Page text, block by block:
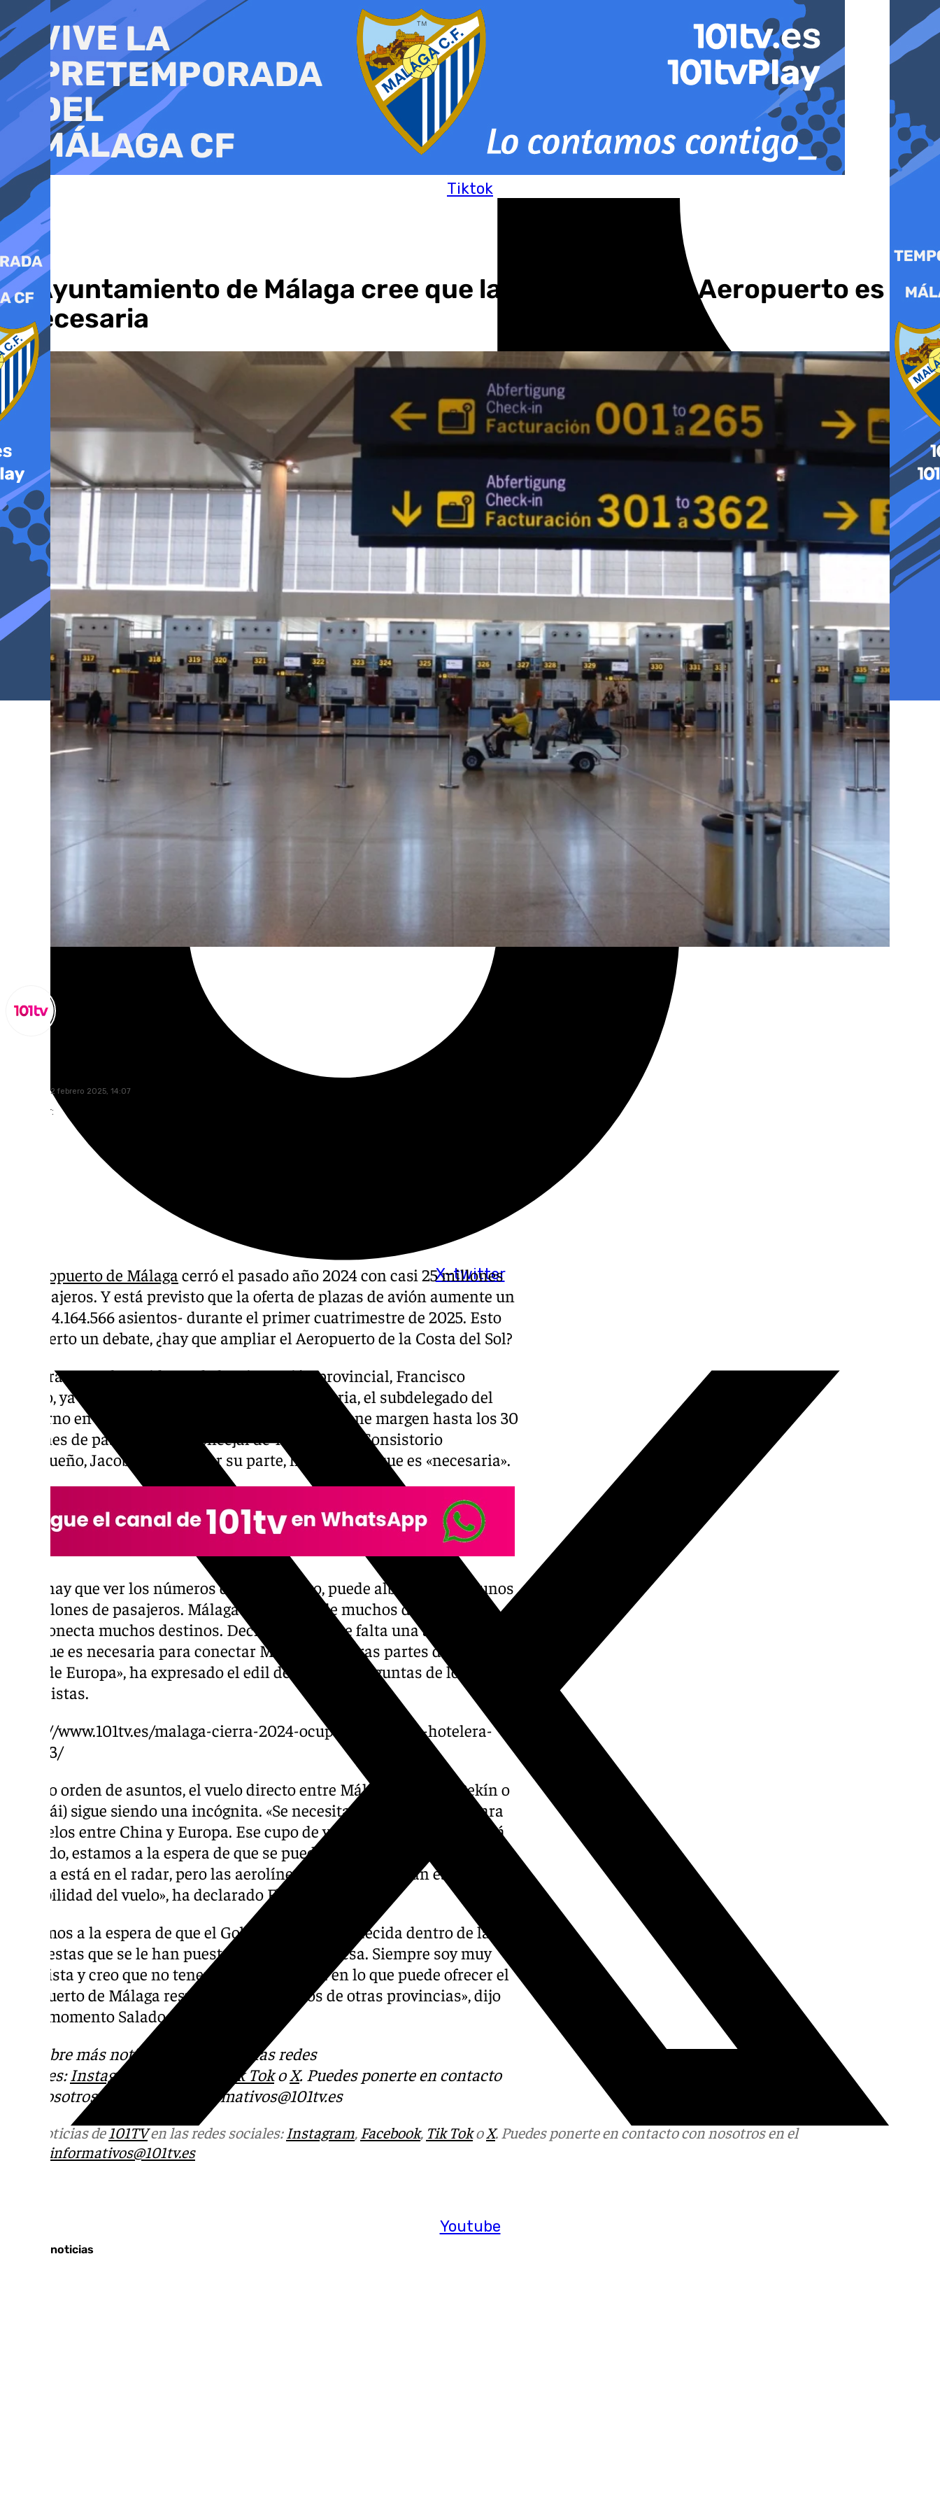
al
contenido
Tiktok
X-twitter
Youtube
El Ayuntamiento de Málaga cree que la ampliación del Aeropuerto es
«necesaria
miércoles, 12 febrero 2025, 14:07
Compartir:
Aeropuerto de Málaga cerró el pasado año 2024 con casi 25 millones
de pasajeros. Y está previsto que la oferta de plazas de avión aumente un
10,7% -4.164.566 asientos- durante el primer cuatrimestre de 2025. Esto
ha abierto un debate, ¿hay que ampliar el Aeropuerto de la Costa del Sol?
Mientras que el presidente de la Diputación provincial, Francisco
Salado, ya dijo que esta ampliación sí es necesaria, el subdelegado del
Gobierno en Málaga, Javier Salas, aseguró que «tiene margen hasta los 30
millones de pasajeros». El concejal de Turismo del Consistorio
malagueño, Jacobo Florido, por su parte, ha afirmado que es «necesaria».
«Sólo hay que ver los números del aeropuerto, puede albergar hasta unos
30 millones de pasajeros. Málaga es un ‘hub’ de muchos destinos,
interconecta muchos destinos. Decir que no hace falta una ampliación…
creo que es necesaria para conectar Málaga con otras partes del mundo
fuera de Europa», ha expresado el edil del ramo a preguntas de los
periodistas.
https://www.101tv.es/malaga-cierra-2024-ocupacion-media-hotelera-
mas-83/
En otro orden de asuntos, el vuelo directo entre Málaga y China (Pekín o
Shangái) sigue siendo una incógnita. «Se necesitan autorizaciones para
los vuelos entre China y Europa. Ese cupo de vuelos me parece que está
ocupado, estamos a la espera de que se pueda aumentar. Creo que
Málaga está en el radar, pero las aerolíneas en lo que se fijan es en la
rentabilidad del vuelo», ha declarado Florido.
«Estamos a la espera de que el Gobierno de China decida dentro de las
propuestas que se le han puesto encima de la mesa. Siempre soy muy
optimista y creo que no tenemos competencia en lo que puede ofrecer el
Aeropuerto de Málaga respecto a aeropuertos de otras provincias», dijo
en su momento Salado sobre este tema.
Descubre más noticias de 101Tv en las redes
sociales: Instagram Tik Toko X. Puedes ponerte en contacto
con nosotros en el correo
informativos@101tv.es
Más noticias de101TVen las redes sociales: Instagram, Facebook, Tik TokoX. Puedes ponerte en contacto con nosotros en el
informativos@101tv.es
Últimas noticias